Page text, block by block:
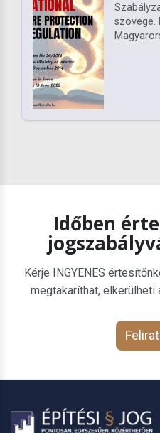
szövege.
Időben
Kérje INGYENES
megtakaríthat,